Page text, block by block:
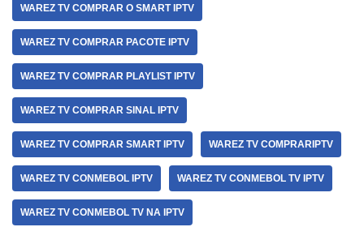
WAREZ TV COMPRAR O SMART IPTV
WAREZ TV COMPRAR PACOTE IPTV
WAREZ TV COMPRAR PLAYLIST IPTV
WAREZ TV COMPRAR SINAL IPTV
WAREZ TV COMPRAR SMART IPTV WAREZ TV COMPRARIPTV
WAREZ TV CONMEBOL IPTV WAREZ TV CONMEBOL TV IPTV
WAREZ TV CONMEBOL TV NA IPTV